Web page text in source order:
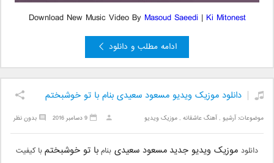
Download New Music Video By Masoud Saeedi | Ki Mitonest
ادامه مطلب و دانلود
دانلود موزیک ویدیو مسعود سعیدی بنام با تو خوشبختم
موضوعات:آرشیو ,آهنگ عاشقانه ,موزیک ویدیو بدون نظر 9 دسامبر 2016
دانلود موزیک ویدیو جدید مسعود سعیدی بنامبا تو خوشبختمبا کیفیت